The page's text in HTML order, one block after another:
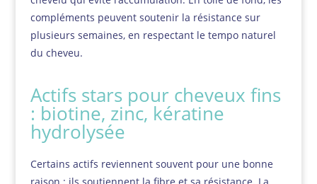
compléments peuvent soutenir la résistance sur
plusieurs semaines, en respectant le tempo naturel
du cheveu.
Actifs stars pour cheveux fins
: biotine, zinc, kératine
hydrolysée
Certains actifs reviennent souvent pour une bonne